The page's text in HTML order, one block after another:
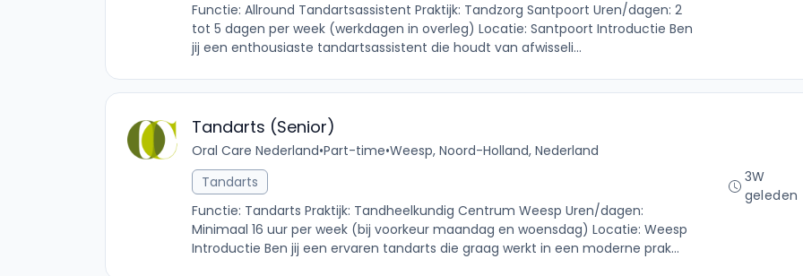
Functie: Allround Tandartsassistent Praktijk: Tandzorg Santpoort Uren/dagen: 2
tot 5 dagen per week (werkdagen in overleg) Locatie: Santpoort Introductie Ben
jij een enthousiaste tandartsassistent die houdt van afwisseli...
Tandarts (Senior)
Oral Care Nederland•Part-time•Weesp, Noord-Holland, Nederland
Tandarts
Functie: Tandarts Praktijk: Tandheelkundig Centrum Weesp Uren/dagen:
Minimaal 16 uur per week (bij voorkeur maandag en woensdag) Locatie: Weesp
Introductie Ben jij een ervaren tandarts die graag werkt in een moderne prak...
3W
geleden